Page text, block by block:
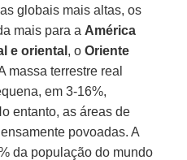
globais mais altas, os
mais para a América
e oriental , oOriente
massa terrestre real
em 3-16%,
entanto, as áreas de
povoadas. A
da população do mundo